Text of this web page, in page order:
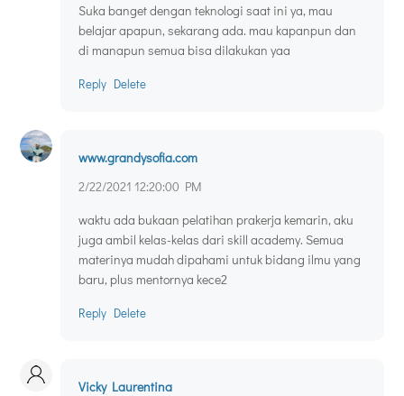
Suka banget dengan teknologi saat ini ya, mau
belajar apapun, sekarang ada. mau kapanpun dan
di manapun semua bisa dilakukan yaa
Reply Delete
www.grandysofia.com
2/22/2021 12:20:00 PM
waktu ada bukaan pelatihan prakerja kemarin, aku
juga ambil kelas-kelas dari skill academy. Semua
materinya mudah dipahami untuk bidang ilmu yang
baru, plus mentornya kece2
Reply Delete
Vicky Laurentina